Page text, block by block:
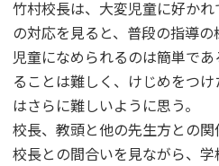
竹村校長は、大変児童に好か
の対応を見ると、普段の指導の
児童になめられるのは簡単で
ることは難しく、けじめをつ
はさらに難しいように思う。
校長、教頭と他の先生方との
校長との間合いを見ながら、